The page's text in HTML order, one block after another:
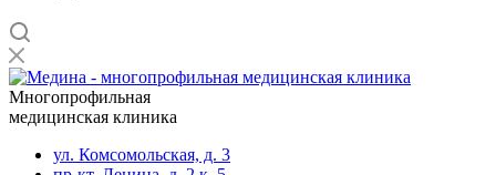
Многопрофильная
медицинская клиника
ул. Комсомольская, д. 3